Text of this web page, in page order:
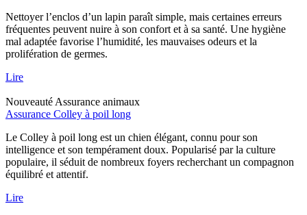
Nettoyer l’enclos d’un lapin paraît simple, mais certaines erreurs
fréquentes peuvent nuire à son confort et à sa santé. Une hygiène
mal adaptée favorise l’humidité, les mauvaises odeurs et la
prolifération de germes.
Lire
Nouveauté Assurance animaux
Assurance Colley à poil long
Le Colley à poil long est un chien élégant, connu pour son
intelligence et son tempérament doux. Popularisé par la culture
populaire, il séduit de nombreux foyers recherchant un compagnon
équilibré et attentif.
Lire